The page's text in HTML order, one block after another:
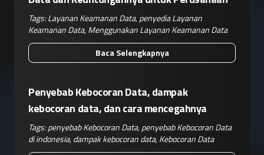
Tags:Layanan Keamanan Data,penyedia Layanan
Keamanan Data,Menggunakan Layanan Keamanan Data
Baca Selengkapnya
Penyebab Kebocoran Data, dampak
kebocoran data, dan cara mencegahnya
Tags:penyebab Kebocoran Data,penyebab Kebocoran Data
di indonesia,dampak kebocoran data,Kebocoran Data